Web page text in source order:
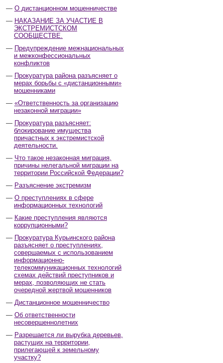
О дистанционном мошенничестве
НАКАЗАНИЕ ЗА УЧАСТИЕ В
ЭКСТРЕМИСТСКОМ
СООБЩЕСТВЕ.
Предупреждение межнациональных
и межконфессиональных
конфликтов
Прокуратура района разъясняет о
мерах борьбы с «дистанционными»
мошенниками
«Ответственность за организацию
незаконной миграции»
Прокуратура разъясняет:
блокирование имущества
причастных к экстремистской
деятельности.
Что такое незаконная миграция,
причины нелегальной миграции на
территории Российской Федерации?
Разъяснение экстремизм
О преступлениях в сфере
информационных технологий
Какие преступления являются
коррупционными?
Прокуратура Курьинского района
разъясняет о преступлениях,
совершаемых с использованием
информационно-
телекоммуникационных технологий
схемах действий преступников и
мерах, позволяющих не стать
очередной жертвой мошенников
Дистанционное мошенничество
Об ответственности
несовершеннолетних
Разрешается ли вырубка деревьев,
растущих на территории,
прилегающей к земельному
участку?